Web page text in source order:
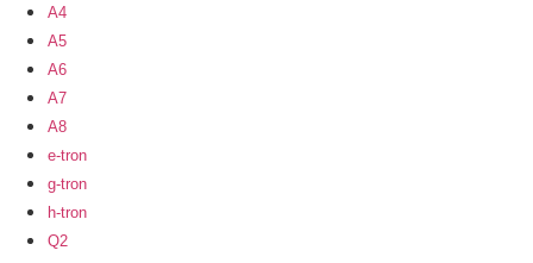
A4
A5
A6
A7
A8
e-tron
g-tron
h-tron
Q2